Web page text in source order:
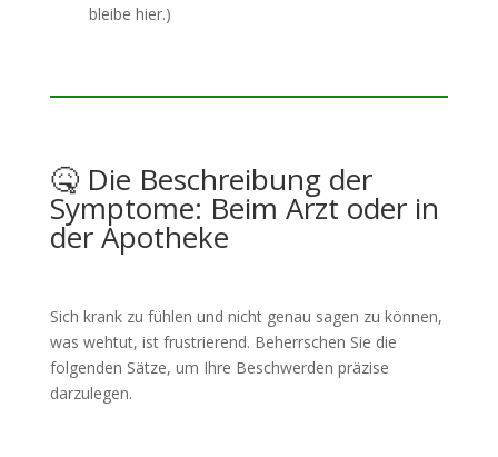
bleibe hier.)
🤒 Die Beschreibung der
Symptome: Beim Arzt oder in
der Apotheke
Sich krank zu fühlen und nicht genau sagen zu können,
was wehtut, ist frustrierend. Beherrschen Sie die
folgenden Sätze, um Ihre Beschwerden präzise
darzulegen.